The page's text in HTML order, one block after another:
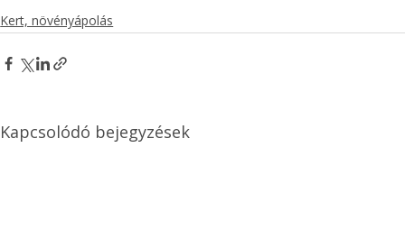
Kert, növényápolás
Kapcsolódó bejegyzések